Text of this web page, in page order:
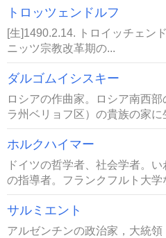
トロッツェンドルフ
[生]1490.2.14. トロイッチェン
ニッツ宗教改革期の...
ダルゴムイシスキー
ロシアの作曲家。ロシア南西
ラ州ベリョフ区）の貴族の家に
ホルクハイマー
ドイツの哲学者、社会学者。
の指導者。フランクフルト大学
サルミエント
アルゼンチンの政治家，大統領